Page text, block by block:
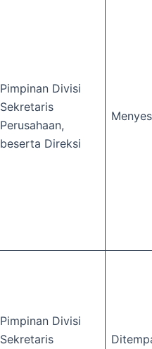
Pimpinan Divisi
Sekretaris
Perusahaan,
beserta Direksi
Pimpinan Divisi
Sekretaris